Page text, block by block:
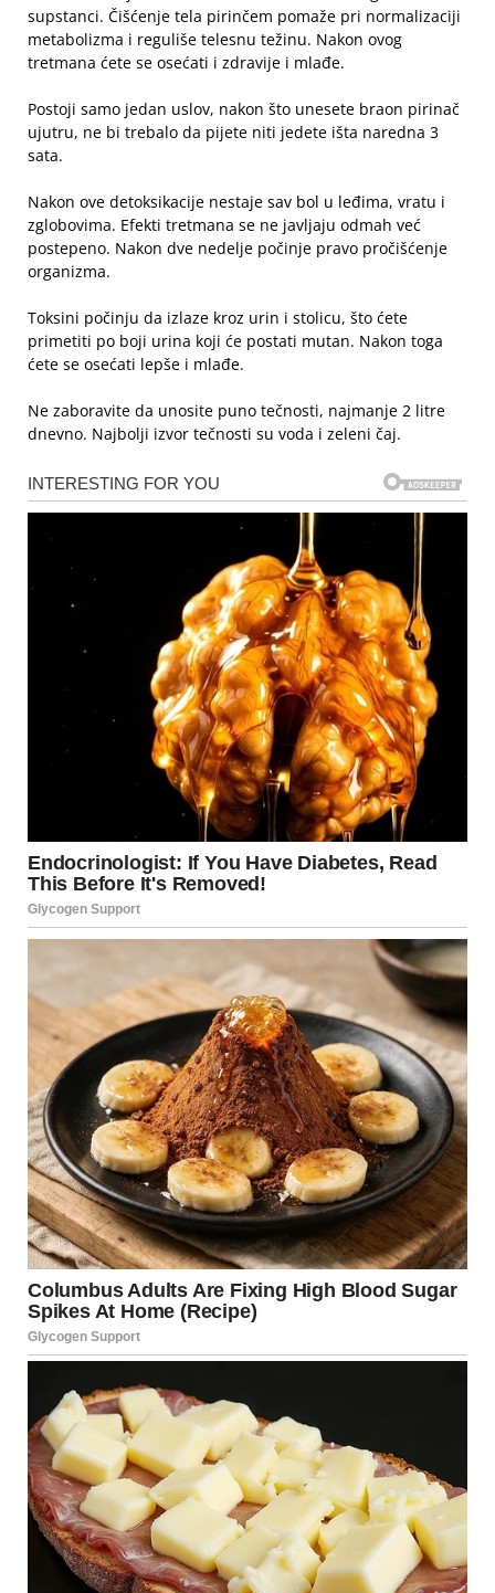
supstanci. Čišćenje tela pirinčem pomaže pri normalizaciji
metabolizma i reguliše telesnu težinu. Nakon ovog
tretmana ćete se osećati i zdravije i mlađe.
Postoji samo jedan uslov, nakon što unesete braon pirinač
ujutru, ne bi trebalo da pijete niti jedete išta naredna 3
sata.
Nakon ove detoksikacije nestaje sav bol u leđima, vratu i
zglobovima. Efekti tretmana se ne javljaju odmah već
postepeno. Nakon dve nedelje počinje pravo pročišćenje
organizma.
Toksini počinju da izlaze kroz urin i stolicu, što ćete
primetiti po boji urina koji će postati mutan. Nakon toga
ćete se osećati lepše i mlađe.
Ne zaboravite da unosite puno tečnosti, najmanje 2 litre
dnevno. Najbolji izvor tečnosti su voda i zeleni čaj.